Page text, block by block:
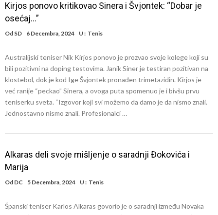
Kirjos ponovo kritikovao Sinera i Švjontek: “Dobar je
osećaj…”
Od SD 6 Decembra, 2024 U : Tenis
Australijski teniser Nik Kirjos ponovo je prozvao svoje kolege koji su
bili pozitivni na doping testovima. Janik Siner je testiran pozitivan na
klostebol, dok je kod Ige Švjontek pronađen trimetazidin. Kirjos je
već ranije “peckao” Sinera, a ovoga puta spomenuo je i bivšu prvu
teniserku sveta. “Izgovor koji svi možemo da damo je da nismo znali.
Jednostavno nismo znali. Profesionalci …
Alkaras deli svoje mišljenje o saradnji Đokovića i
Marija
Od DC 5 Decembra, 2024 U : Tenis
Španski teniser Karlos Alkaras govorio je o saradnji između Novaka